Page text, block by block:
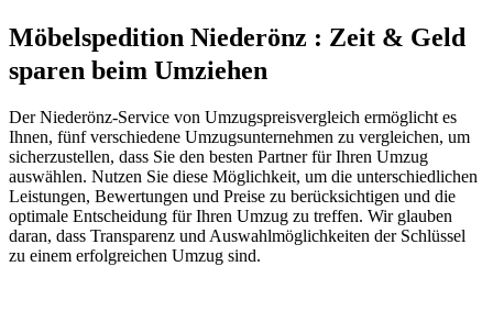
Möbelspedition Niederönz : Zeit & Geld
sparen beim Umziehen
Der Niederönz-Service von Umzugspreisvergleich ermöglicht es
Ihnen, fünf verschiedene Umzugsunternehmen zu vergleichen, um
sicherzustellen, dass Sie den besten Partner für Ihren Umzug
auswählen. Nutzen Sie diese Möglichkeit, um die unterschiedlichen
Leistungen, Bewertungen und Preise zu berücksichtigen und die
optimale Entscheidung für Ihren Umzug zu treffen. Wir glauben
daran, dass Transparenz und Auswahlmöglichkeiten der Schlüssel
zu einem erfolgreichen Umzug sind.